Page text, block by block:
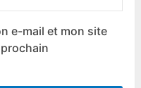
e-mail et mon site